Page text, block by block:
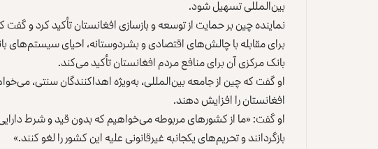
بین‌المللی تسهیل شود.
نماینده چین بر حمایت از توسعه و بازسازی افغانستان تأکید کرد و
برای مقابله با چالش‌های اقتصادی و بشردوستانه، احیای سیستم‌های
بانک مرکزی آن برای منافع مردم افغانستان تأکید می‌کند.
او گفت که چین از جامعه بین‌المللی، به‌ویژه اهداکنندگان سنتی،
افغانستان را افزایش دهند.
او گفت: «ما از کشورهای مربوطه می‌خواهیم که بدون قید و شرط
بازگردانند و تحریم‌های یکجانبه غیرقانونی علیه این کشور را لغو کنند.»